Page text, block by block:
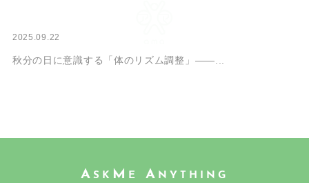
2025.09.22
秋分の日に意識する「体のリズム調整」――...
A SK M E A NYTHING